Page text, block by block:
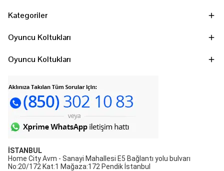
Kategoriler
Oyuncu Koltukları
Oyuncu Koltukları
İSTANBUL
Home City Avm - Sanayi Mahallesi E5 Bağlantı yolu bulvarı
No:20/172 Kat:1 Mağaza:172 Pendik İstanbul